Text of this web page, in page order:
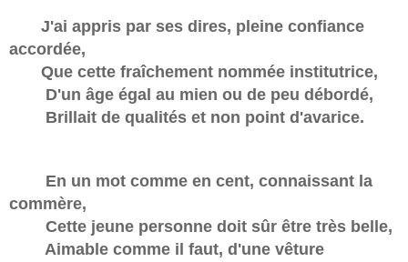
J'ai appris par ses dires, pleine confiance
accordée,
Que cette fraîchement nommée institutrice,
D'un âge égal au mien ou de peu débordé,
Brillait de qualités et non point d'avarice.
En un mot comme en cent, connaissant la
commère,
Cette jeune personne doit sûr être très belle,
Aimable comme il faut, d'une vêture